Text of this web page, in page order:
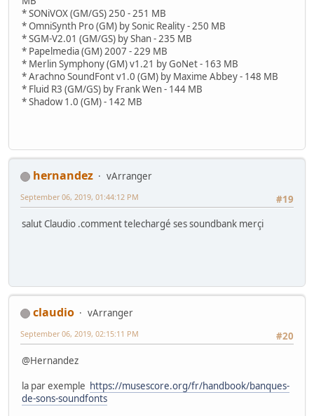
* SONiVOX (GM/GS) 250 - 251 MB
* OmniSynth Pro (GM) by Sonic Reality - 250 MB
* SGM-V2.01 (GM/GS) by Shan - 235 MB
* Papelmedia (GM) 2007 - 229 MB
* Merlin Symphony (GM) v1.21 by GoNet - 163 MB
* Arachno SoundFont v1.0 (GM) by Maxime Abbey - 148 MB
* Fluid R3 (GM/GS) by Frank Wen - 144 MB
* Shadow 1.0 (GM) - 142 MB
hernandez
vArranger
#19
September 06, 2019, 01:44:12 PM
salut Claudio .comment telechargé ses soundbank merçi
claudio
vArranger
#20
September 06, 2019, 02:15:11 PM
@Hernandez
la par exemple https://musescore.org/fr/handbook/banques-
de-sons-soundfonts